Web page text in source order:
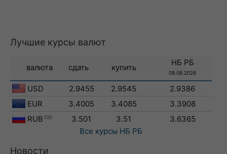
Лучшие курсы валют
валюта сдать купить
НБ РБ
09.08.2026
USD 2.9455 2.9545
2.9386
EUR
3.4005 3.4085
3.3908
RUB 100 3.501 3.51
3.6365
Все курсы НБ РБ
Новости